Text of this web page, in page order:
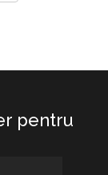
pentru